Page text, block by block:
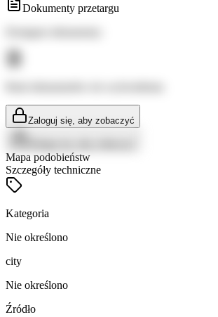
Dokumenty przetargu
Zaloguj się, aby zobaczyć
Mapa podobieństw
Szczegóły techniczne
Kategoria
Nie określono
city
Nie określono
Źródło